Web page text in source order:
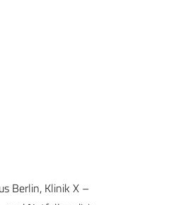
Berlin, Klinik X –